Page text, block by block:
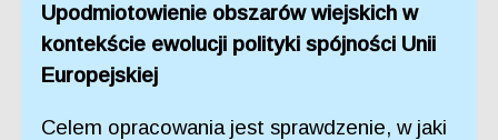
Upodmiotowienie obszarów wiejskich w
kontekście ewolucji polityki spójności Unii
Europejskiej
Celem opracowania jest sprawdzenie, w jaki